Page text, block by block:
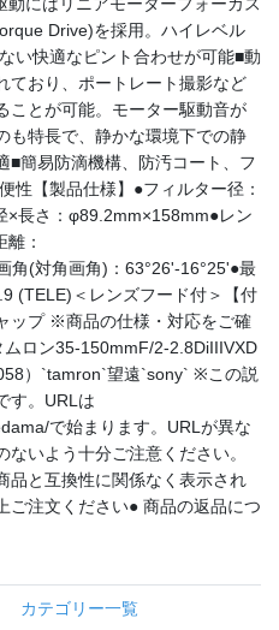
Drive)を採用。ハイレベル
い快適なピント合わせが可能■動
ており、ポートレート撮影など
ことが可能。モーター駆動音が
も特長で、静かな環境下での静
■簡易防滴機構、防汚コート、フ
性【製品仕様】●フィルター径：
×長さ：φ89.2mm×158mm●レン
：
角(対角画角)：63°26'-16°25'●最
(TELE)＜レンズフード付＞【付
ップ ※商品の仕様・対応をご確
ロン35-150mmF/2-2.8DiIIIVXD
）`tamron`望遠`sony` ※この説
す。URLは
で始まります。URLが異な
いよう十分ご注意ください。
と互換性に関係なく表示され
ご注文ください● 商品の返品につ
カテゴリー一覧